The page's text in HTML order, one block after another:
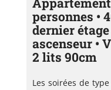
personnes •
dernier
ascenseur •
2 lits 90cm
Les soirées de